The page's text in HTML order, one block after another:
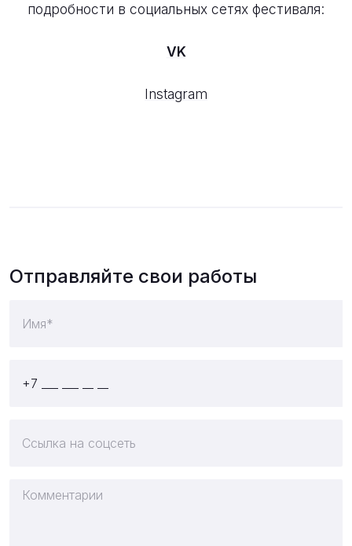
подробности в социальных сетях фестиваля:
VK
Instagram
Отправляйте свои работы